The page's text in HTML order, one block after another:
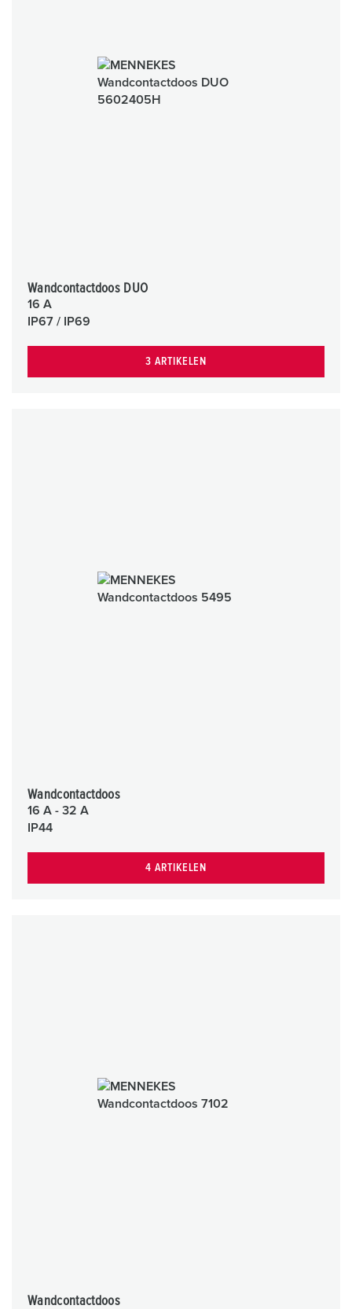
Wandcontactdoos DUO
16 A
IP67 / IP69
3 ARTIKELEN
Wandcontactdoos
16 A - 32 A
IP44
4 ARTIKELEN
Wandcontactdoos